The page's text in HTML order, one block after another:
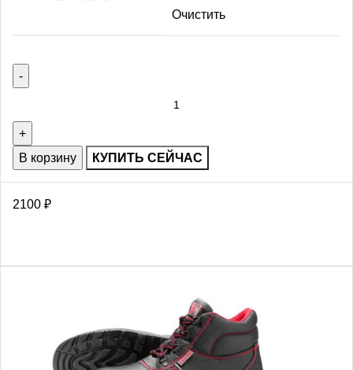
Очистить
В корзину КУПИТЬ СЕЙЧАС
2100 ₽